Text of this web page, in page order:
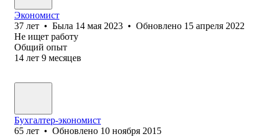
Экономист
37 лет • Была 14 мая 2023 • Обновлено 15 апреля 2022
Не ищет работу
Общий опыт
14 лет 9 месяцев
Бухгалтер-экономист
65 лет • Обновлено 10 ноября 2015